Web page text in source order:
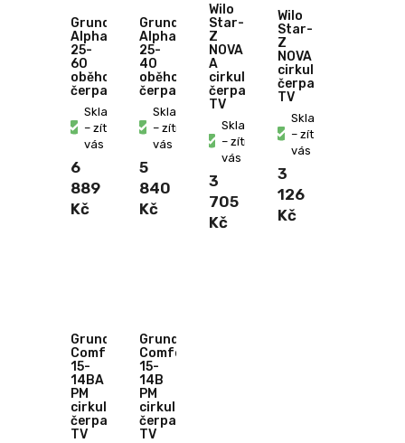
Grundfos
Alpha2
25-
60
oběhové
čerpadlo
Skladem
– zítra u
vás
6
889
Kč
Grundfos
Alpha2
25-
40
oběhové
čerpadlo
Skladem
– zítra u
vás
5
840
Kč
Wilo
Star-
Z
NOVA
A
cirkulační
čerpadlo
TV
Skladem
– zítra u
vás
3
705
Kč
Wilo
Star-
Z
NOVA
cirkulační
čerpadlo
TV
Skladem
– zítra u
vás
3
126
Kč
Grundfos
Comfort
15-
14BA
PM
cirkulační
čerpadlo
TV
Grundfos
Comfort
15-
14B
PM
cirkulační
čerpadlo
TV